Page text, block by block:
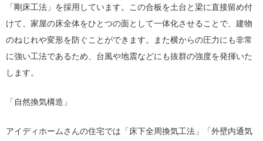
「剛床工法」を採用しています。この合板を土台と梁に直接留め付
けて、家屋の床全体をひとつの面として一体化させることで、建物
のねじれや変形を防ぐことができます。また横からの圧力にも非常
に強い工法であるため、台風や地震などにも抜群の強度を発揮いた
します。
「自然換気構造」
アイディホームさんの住宅では「床下全周換気工法」「外壁内通気